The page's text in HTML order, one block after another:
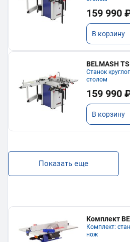
159 990
В корзину
BELMASH
Станок
столом
159 990
В корзину
Показать еще
Комплект
Комплект:
нож